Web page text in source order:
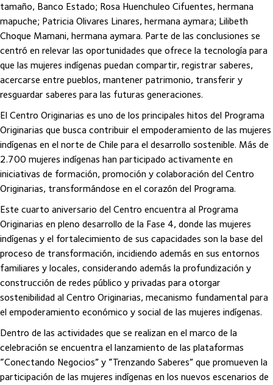
tamaño, Banco Estado; Rosa Huenchuleo Cifuentes, hermana
mapuche; Patricia Olivares Linares, hermana aymara; Lilibeth
Choque Mamani, hermana aymara. Parte de las conclusiones se
centró en relevar las oportunidades que ofrece la tecnología para
que las mujeres indígenas puedan compartir, registrar saberes,
acercarse entre pueblos, mantener patrimonio, transferir y
resguardar saberes para las futuras generaciones.
El Centro Originarias es uno de los principales hitos del Programa
Originarias que busca contribuir el empoderamiento de las mujeres
indígenas en el norte de Chile para el desarrollo sostenible. Más de
2.700 mujeres indígenas han participado activamente en
iniciativas de formación, promoción y colaboración del Centro
Originarias, transformándose en el corazón del Programa.
Este cuarto aniversario del Centro encuentra al Programa
Originarias en pleno desarrollo de la Fase 4, donde las mujeres
indígenas y el fortalecimiento de sus capacidades son la base del
proceso de transformación, incidiendo además en sus entornos
familiares y locales, considerando además la profundización y
construcción de redes público y privadas para otorgar
sostenibilidad al Centro Originarias, mecanismo fundamental para
el empoderamiento económico y social de las mujeres indígenas.
Dentro de las actividades que se realizan en el marco de la
celebración se encuentra el lanzamiento de las plataformas
“Conectando Negocios” y “Trenzando Saberes” que promueven la
participación de las mujeres indígenas en los nuevos escenarios de